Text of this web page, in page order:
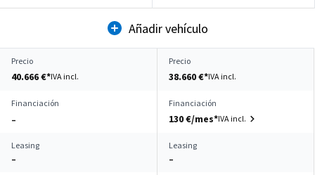
Añadir vehículo
Precio
40.666 €*IVA incl.
Precio
38.660 €*IVA incl.
Financiación
–
Financiación
130 €/mes*IVA incl.
Leasing
–
Leasing
–